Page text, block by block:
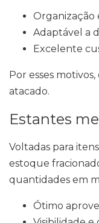
Organização
Adaptável a
Excelente
Por esses
atacado.
Estantes
Voltadas para
estoque
quantidades em
Ótimo